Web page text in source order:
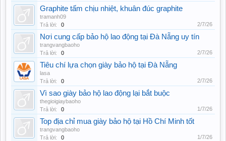
Graphite tấm chịu nhiệt, khuân đúc graphite
tramanh09
Trả lời:
0 2/7/26
Nơi cung cấp bảo hộ lao động tại Đà Nẵng uy tín
trangvangbaoho
Trả lời:
0 2/7/26
Tiêu chí lựa chọn giày bảo hộ tại Đà Nẵng
lasa
Trả lời:
0 2/7/26
Vì sao giày bảo hộ lao động lại bắt buộc
thegioigiaybaoho
Trả lời:
0 1/7/26
Top địa chỉ mua giày bảo hộ tại Hồ Chí Minh tốt
trangvangbaoho
Trả lời:
0 1/7/26